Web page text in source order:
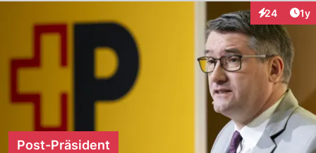
24 1y
Post-Präsident